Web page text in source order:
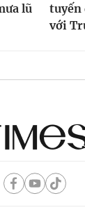
lũ
tuyến
với